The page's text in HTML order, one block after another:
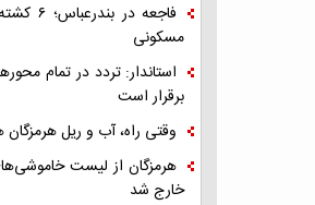
فاجعه
مسکونی
استاندار: تردد در تمام
برقرار است
وقتی راه، آب و ریل
هرمزگان از لیست
خارج شد